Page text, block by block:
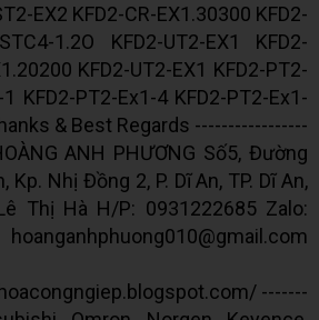
EX2 KFD2-CR-EX1.30300 KFD2-
1.2O KFD2-UT2-EX1 KFD2-
KFD2-UT2-EX1 KFD2-PT2-
KFD2-PT2-Ex1-4 KFD2-PT2-Ex1-
& Best Regards -----------------
ANH PHƯƠNG Số5, Đường
Kp. Nhị Đồng 2, P. Dĩ An, TP. Dĩ An,
Thị Hà H/P: 0931222685 Zalo:
-------